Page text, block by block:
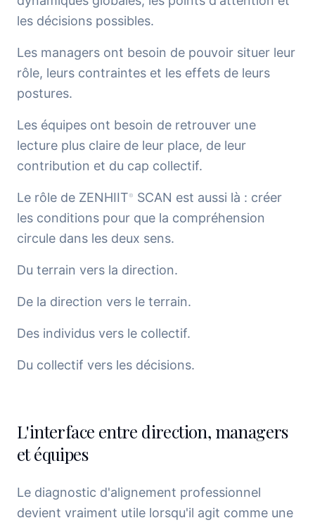
les décisions possibles.
Les managers ont besoin de pouvoir situer leur
rôle, leurs contraintes et les effets de leurs
postures.
Les équipes ont besoin de retrouver une
lecture plus claire de leur place, de leur
contribution et du cap collectif.
Le rôle de ZENHIIT® SCAN est aussi là : créer
les conditions pour que la compréhension
circule dans les deux sens.
Du terrain vers la direction.
De la direction vers le terrain.
Des individus vers le collectif.
Du collectif vers les décisions.
L'interface entre direction, managers
et équipes
Le diagnostic d'alignement professionnel
devient vraiment utile lorsqu'il agit comme une